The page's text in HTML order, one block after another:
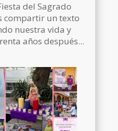
del Sagrado
compartir un texto
nuestra vida y
años después...